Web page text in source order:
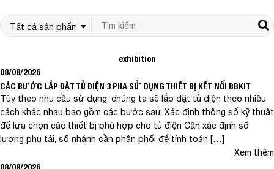
exhibition
08/08/2026
CÁC BƯỚC LẮP ĐẶT TỦ ĐIỆN 3 PHA SỬ DỤNG THIẾT BỊ KẾT NỐI BBKIT
Tùy theo nhu cầu sử dụng, chúng ta sẽ lắp đặt tủ điện theo nhiều
cách khác nhau bao gồm các bước sau: Xác định thông số kỹ thuật
để lựa chọn các thiết bị phù hợp cho tủ điện Cần xác định số
lượng phụ tải, số nhánh cần phân phối để tính toán […]
Xem thêm